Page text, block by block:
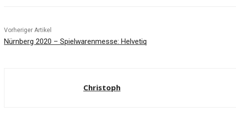
Vorheriger Artikel
Nürnberg 2020 – Spielwarenmesse: Helvetiq
Christoph